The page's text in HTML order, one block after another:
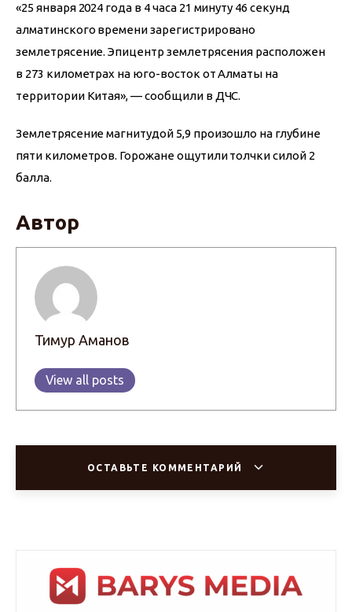
«25 января 2024 года в 4 часа 21 минуту 46 секунд
алматинского времени зарегистрировано
землетрясение. Эпицентр землетрясения расположен
в 273 километрах на юго-восток от Алматы на
территории Китая», — сообщили в ДЧС.
Землетрясение магнитудой 5,9 произошло на глубине
пяти километров. Горожане ощутили толчки силой 2
балла.
Автор
Тимур Аманов
View all posts
ОСТАВЬТЕ КОММЕНТАРИЙ